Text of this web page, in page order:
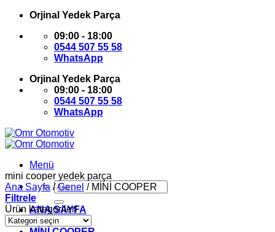
İçeriğeOrjinal Yedek Parça
09:00 - 18:00
0544 507 55 58
WhatsApp
Orjinal Yedek Parça
09:00 - 18:00
0544 507 55 58
WhatsApp
Menü
Ara:
ANA SAYFA
BMW
mini cooper yedek parça
Ana Sayfa / Genel /MİNİ COOPER
Filtrele
Ürün kategorileri